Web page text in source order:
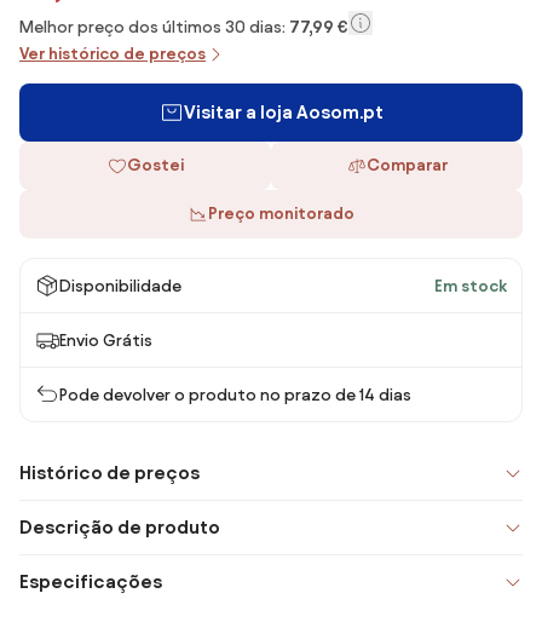
Melhor preço dos últimos 30 dias: 77,99 €
Ver histórico de preços
Visitar a loja Aosom.pt
Gostei Comparar
Preço monitorado
Disponibilidade Em stock
Envio Grátis
Pode devolver o produto no prazo de 14 dias
Histórico de preços
Descrição de produto
Especificações